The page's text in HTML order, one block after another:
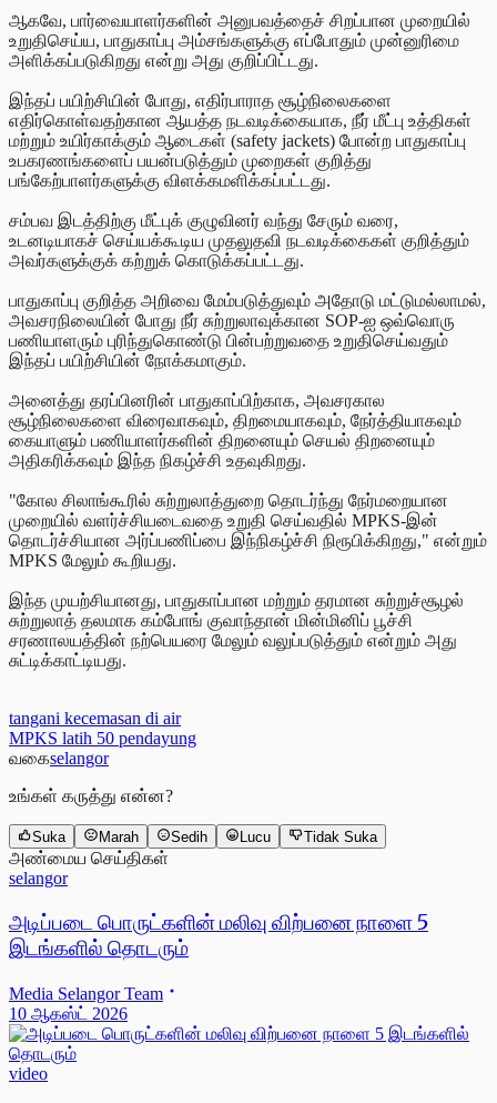
ஆகவே, பார்வையாளர்களின் அனுபவத்தைச் சிறப்பான முறையில்
உறுதிசெய்ய, பாதுகாப்பு அம்சங்களுக்கு எப்போதும் முன்னுரிமை
அளிக்கப்படுகிறது என்று அது குறிப்பிட்டது.
இந்தப் பயிற்சியின் போது, எதிர்பாராத சூழ்நிலைகளை
எதிர்கொள்வதற்கான ஆயத்த நடவடிக்கையாக, நீர் மீட்பு உத்திகள்
மற்றும் உயிர்காக்கும் ஆடைகள் (safety jackets) போன்ற பாதுகாப்பு
உபகரணங்களைப் பயன்படுத்தும் முறைகள் குறித்து
பங்கேற்பாளர்களுக்கு விளக்கமளிக்கப்பட்டது.
சம்பவ இடத்திற்கு மீட்புக் குழுவினர் வந்து சேரும் வரை,
உடனடியாகச் செய்யக்கூடிய முதலுதவி நடவடிக்கைகள் குறித்தும்
அவர்களுக்குக் கற்றுக் கொடுக்கப்பட்டது.
பாதுகாப்பு குறித்த அறிவை மேம்படுத்துவும் அதோடு மட்டுமல்லாமல்,
அவசரநிலையின் போது நீர் சுற்றுலாவுக்கான SOP-ஐ ஒவ்வொரு
பணியாளரும் புரிந்துகொண்டு பின்பற்றுவதை உறுதிசெய்வதும்
இந்தப் பயிற்சியின் நோக்கமாகும்.
அனைத்து தரப்பினரின் பாதுகாப்பிற்காக, அவசரகால
சூழ்நிலைகளை விரைவாகவும், திறமையாகவும், நேர்த்தியாகவும்
கையாளும் பணியாளர்களின் திறனையும் செயல் திறனையும்
அதிகரிக்கவும் இந்த நிகழ்ச்சி உதவுகிறது.
"கோல சிலாங்கூரில் சுற்றுலாத்துறை தொடர்ந்து நேர்மறையான
முறையில் வளர்ச்சியடைவதை உறுதி செய்வதில் MPKS-இன்
தொடர்ச்சியான அர்ப்பணிப்பை இந்நிகழ்ச்சி நிரூபிக்கிறது," என்றும்
MPKS மேலும் கூறியது.
இந்த முயற்சியானது, பாதுகாப்பான மற்றும் தரமான சுற்றுச்சூழல்
சுற்றுலாத் தலமாக கம்போங் குவாந்தான் மின்மினிப் பூச்சி
சரணாலயத்தின் நற்பெயரை மேலும் வலுப்படுத்தும் என்றும் அது
சுட்டிக்காட்டியது.
tangani kecemasan di air
MPKS latih 50 pendayung
வகைselangor
உங்கள் கருத்து என்ன?
Suka Marah Sedih Lucu Tidak Suka
அண்மைய செய்திகள்
selangor
அடிப்படை பொருட்களின் மலிவு விற்பனை நாளை 5
இடங்களில் தொடரும்
Media Selangor Team
10 ஆகஸ்ட் 2026
video